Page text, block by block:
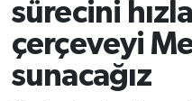
sürecini
çerçeveyi
sunacağız